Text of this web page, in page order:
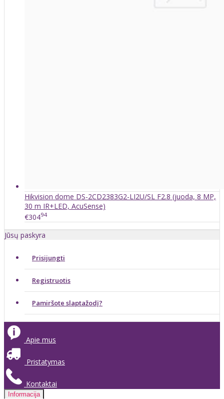
Hikvision dome DS-2CD2383G2-LI2U/SL F2.8 (juoda, 8 MP,
30 m IR+LED, AcuSense)
€30494
Jūsų paskyra
Prisijungti
Registruotis
Pamiršote slaptažodį?
Apie mus
Pristatymas
Kontaktai
Informacija